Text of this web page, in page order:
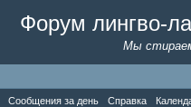
Форум лингво-
Мы
Сообщения за день Справка